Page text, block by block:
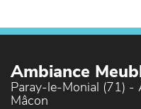
Ambiance
Paray-le-Monial (71) -
Mâcon